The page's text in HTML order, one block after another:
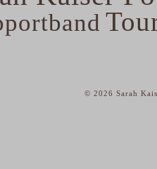
© 2026 Sarah